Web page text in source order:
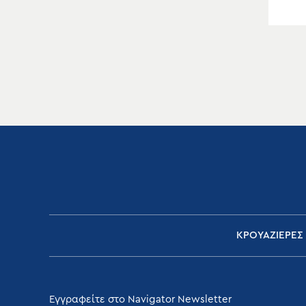
ΚΡΟΥΑΖΙΕΡΕΣ
Εγγραφείτε στο Navigator Newsletter